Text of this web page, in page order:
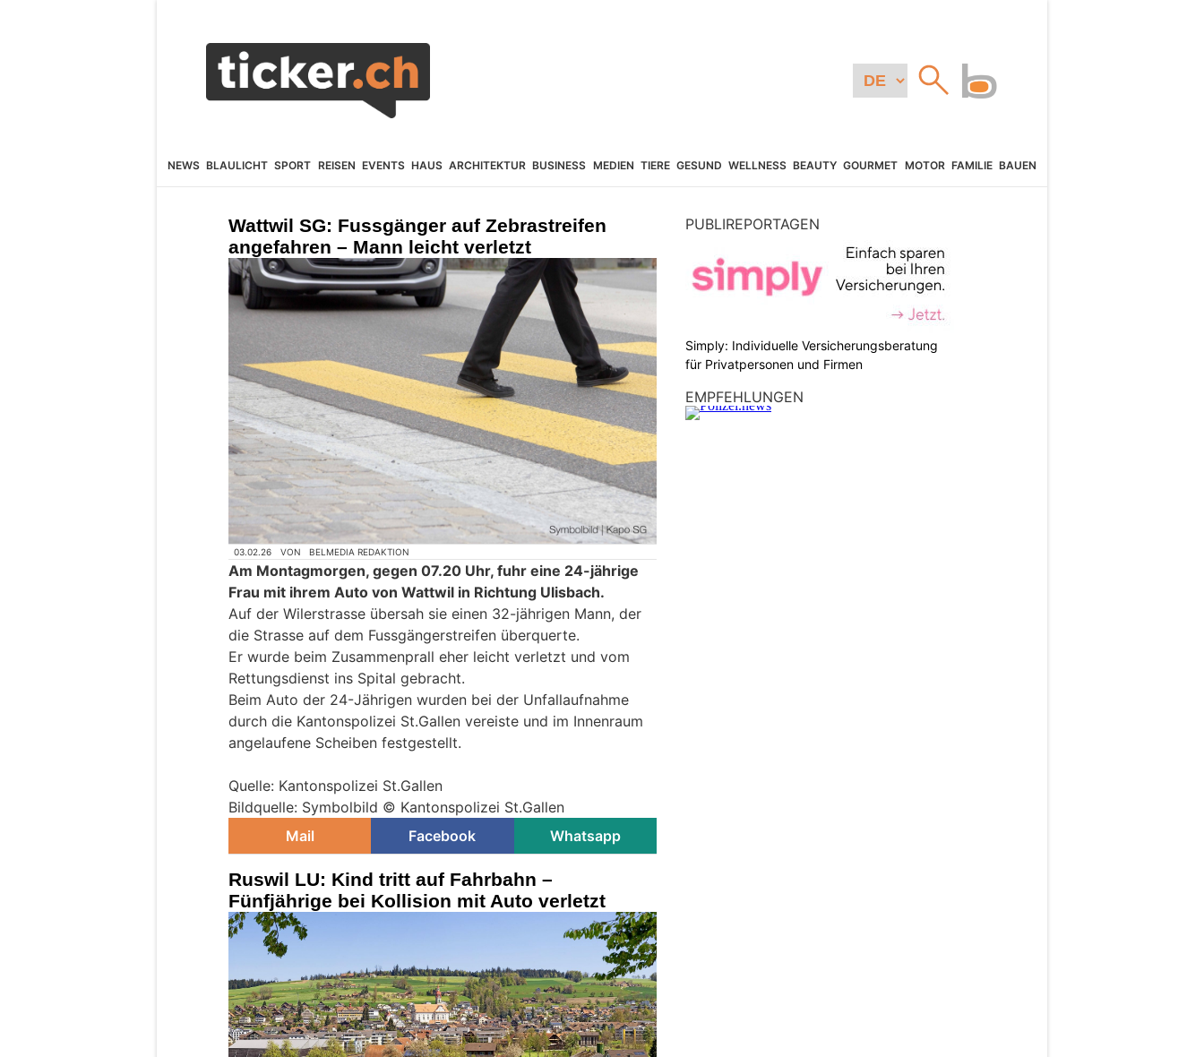
NEWS BLAULICHT SPORT REISEN EVENTS HAUS ARCHITEKTUR BUSINESS MEDIEN TIERE GESUND WELLNESS BEAUTY GOURMET MOTOR FAMILIE BAUEN
Wattwil SG: Fussgänger auf Zebrastreifen
angefahren – Mann leicht verletzt
03.02.26 VON BELMEDIA REDAKTION
Am Montagmorgen, gegen 07.20 Uhr, fuhr eine 24-jährige
Frau mit ihrem Auto von Wattwil in Richtung Ulisbach.
Auf der Wilerstrasse übersah sie einen 32-jährigen Mann, der
die Strasse auf dem Fussgängerstreifen überquerte.
Er wurde beim Zusammenprall eher leicht verletzt und vom
Rettungsdienst ins Spital gebracht.
Beim Auto der 24-Jährigen wurden bei der Unfallaufnahme
durch die Kantonspolizei St.Gallen vereiste und im Innenraum
angelaufene Scheiben festgestellt.
Quelle: Kantonspolizei St.Gallen
Bildquelle: Symbolbild © Kantonspolizei St.Gallen
Mail
Facebook Whatsapp
Ruswil LU: Kind tritt auf Fahrbahn –
Fünfjährige bei Kollision mit Auto verletzt
PUBLIREPORTAGEN
Simply: Individuelle Versicherungsberatung
für Privatpersonen und Firmen
EMPFEHLUNGEN